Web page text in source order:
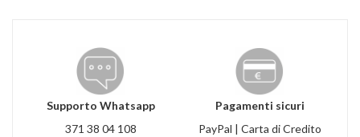
Supporto Whatsapp
371 38 04 108
Pagamenti sicuri
PayPal | Carta di Credito